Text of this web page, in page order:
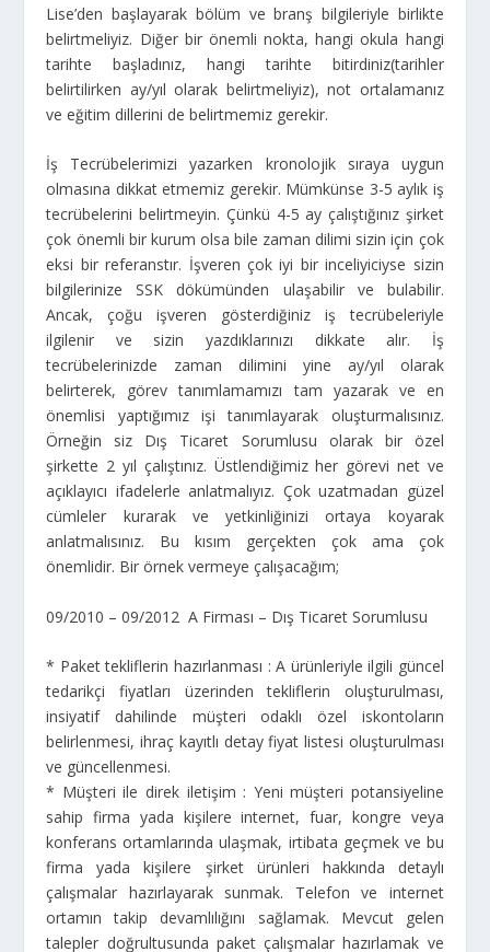
Lise’den başlayarak bölüm ve branş bilgileriyle birlikte
belirtmeliyiz. Diğer bir önemli nokta, hangi okula hangi
tarihte başladınız, hangi tarihte bitirdiniz(tarihler
belirtilirken ay/yıl olarak belirtmeliyiz), not ortalamanız
ve eğitim dillerini de belirtmemiz gerekir.
İş Tecrübelerimizi yazarken kronolojik sıraya uygun
olmasına dikkat etmemiz gerekir. Mümkünse 3-5 aylık iş
tecrübelerini belirtmeyin. Çünkü 4-5 ay çalıştığınız şirket
çok önemli bir kurum olsa bile zaman dilimi sizin için çok
eksi bir referanstır. İşveren çok iyi bir inceliyiciyse sizin
bilgilerinize SSK dökümünden ulaşabilir ve bulabilir.
Ancak, çoğu işveren gösterdiğiniz iş tecrübeleriyle
ilgilenir ve sizin yazdıklarınızı dikkate alır. İş
tecrübelerinizde zaman dilimini yine ay/yıl olarak
belirterek, görev tanımlamamızı tam yazarak ve en
önemlisi yaptığımız işi tanımlayarak oluşturmalısınız.
Örneğin siz Dış Ticaret Sorumlusu olarak bir özel
şirkette 2 yıl çalıştınız. Üstlendiğimiz her görevi net ve
açıklayıcı ifadelerle anlatmalıyız. Çok uzatmadan güzel
cümleler kurarak ve yetkinliğinizi ortaya koyarak
anlatmalısınız. Bu kısım gerçekten çok ama çok
önemlidir. Bir örnek vermeye çalışacağım;
09/2010 – 09/2012 A Firması – Dış Ticaret Sorumlusu
* Paket tekliflerin hazırlanması : A ürünleriyle ilgili güncel
tedarikçi fiyatları üzerinden tekliflerin oluşturulması,
insiyatif dahilinde müşteri odaklı özel iskontoların
belirlenmesi, ihraç kayıtlı detay fiyat listesi oluşturulması
ve güncellenmesi.
* Müşteri ile direk iletişim : Yeni müşteri potansiyeline
sahip firma yada kişilere internet, fuar, kongre veya
konferans ortamlarında ulaşmak, irtibata geçmek ve bu
firma yada kişilere şirket ürünleri hakkında detaylı
çalışmalar hazırlayarak sunmak. Telefon ve internet
ortamın takip devamlılığını sağlamak. Mevcut gelen
talepler doğrultusunda paket çalışmalar hazırlamak ve